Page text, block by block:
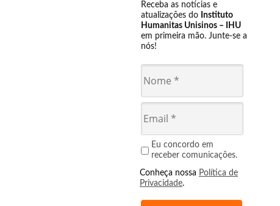
Receba as notícias e
atualizações do Instituto
Humanitas Unisinos – IHU
em primeira mão. Junte-se a
nós!
Eu concordo em
receber comunicações.
Conheça nossa Política de
Privacidade.